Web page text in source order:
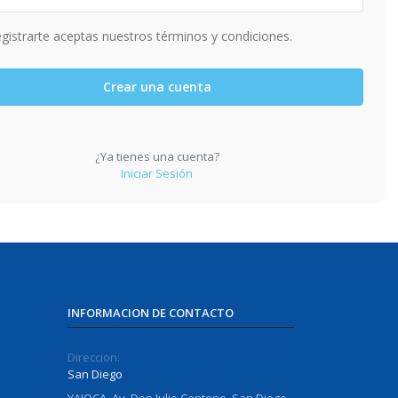
aceptas nuestros términos y condiciones.
Crear una cuenta
¿Ya tienes una cuenta?
Iniciar Sesión
INFORMACION DE CONTACTO
Direccion:
San Diego